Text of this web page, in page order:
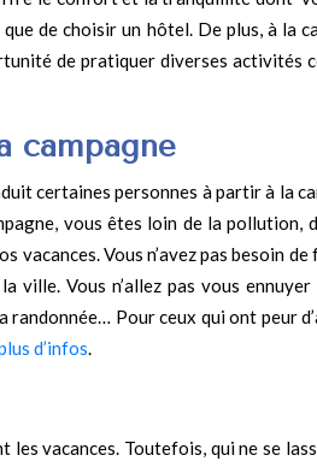
de choisir un hôtel. De plus, à la
de pratiquer diverses activités
campagne
certaines personnes à partir à la
vous êtes loin de la pollution,
Vous n’avez pas besoin de
Vous n’allez pas vous ennuyer
randonnée… Pour ceux qui ont peur
d’infos.
les vacances. Toutefois, qui ne se